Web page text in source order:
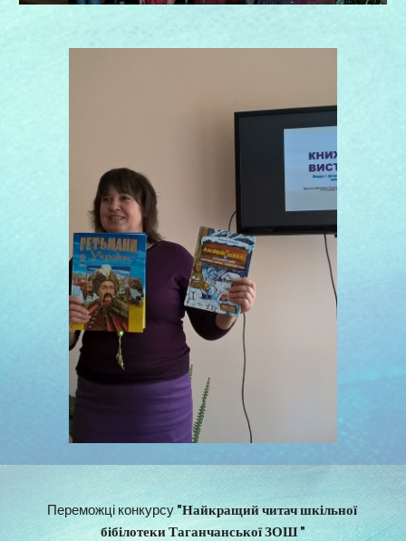
Переможці конкурсу "Найкращий читач шкільної
бібілотеки Таганчанської ЗОШ "